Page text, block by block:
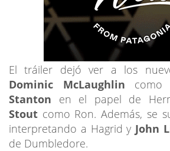
El tráiler dejó ver a los
Dominic McLaughlin como
Stanton en el papel de
Stout como Ron. Además, se
interpretando a Hagrid y John
de Dumbledore.